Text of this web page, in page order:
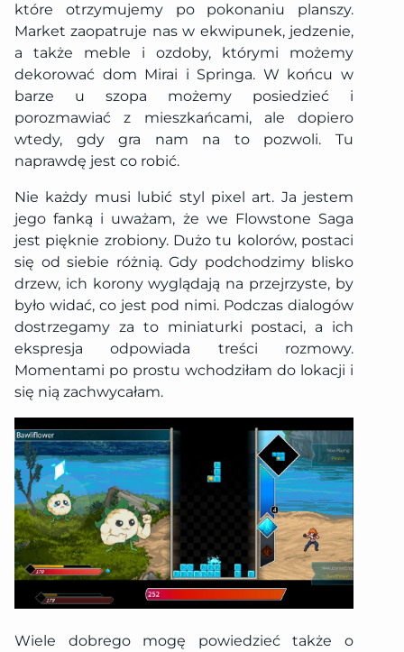
które otrzymujemy po pokonaniu planszy.
Market zaopatruje nas w ekwipunek, jedzenie,
a także meble i ozdoby, którymi możemy
dekorować dom Mirai i Springa. W końcu w
barze u szopa możemy posiedzieć i
porozmawiać z mieszkańcami, ale dopiero
wtedy, gdy gra nam na to pozwoli. Tu
naprawdę jest co robić.
Nie każdy musi lubić styl pixel art. Ja jestem
jego fanką i uważam, że we Flowstone Saga
jest pięknie zrobiony. Dużo tu kolorów, postaci
się od siebie różnią. Gdy podchodzimy blisko
drzew, ich korony wyglądają na przejrzyste, by
było widać, co jest pod nimi. Podczas dialogów
dostrzegamy za to miniaturki postaci, a ich
ekspresja odpowiada treści rozmowy.
Momentami po prostu wchodziłam do lokacji i
się nią zachwycałam.
Wiele dobrego mogę powiedzieć także o